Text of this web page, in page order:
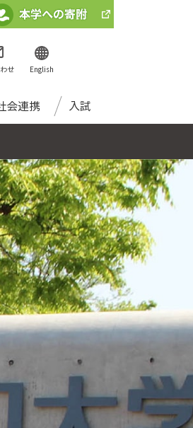
会連携 入試
せ English